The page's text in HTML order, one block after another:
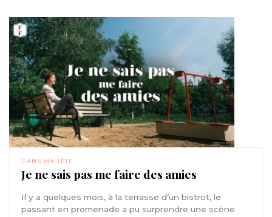
DANS MA TÊTE
Je ne sais pas me faire des amies
Il y a quelques mois, à la terrasse d’un bistrot, le
passant en promenade a pu surprendre une scène